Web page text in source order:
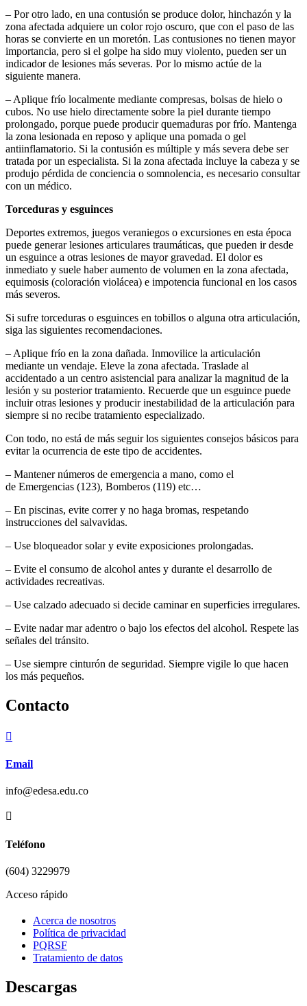
– Por otro lado, en una contusión se produce dolor, hinchazón y la
zona afectada adquiere un color rojo oscuro, que con el paso de las
horas se convierte en un moretón. Las contusiones no tienen mayor
importancia, pero si el golpe ha sido muy violento, pueden ser un
indicador de lesiones más severas. Por lo mismo actúe de la
siguiente manera.
– Aplique frío localmente mediante compresas, bolsas de hielo o
cubos. No use hielo directamente sobre la piel durante tiempo
prolongado, porque puede producir quemaduras por frío. Mantenga
la zona lesionada en reposo y aplique una pomada o gel
antiinflamatorio. Si la contusión es múltiple y más severa debe ser
tratada por un especialista. Si la zona afectada incluye la cabeza y se
produjo pérdida de conciencia o somnolencia, es necesario consultar
con un médico.
Torceduras y esguinces
Deportes extremos, juegos veraniegos o excursiones en esta época
puede generar lesiones articulares traumáticas, que pueden ir desde
un esguince a otras lesiones de mayor gravedad. El dolor es
inmediato y suele haber aumento de volumen en la zona afectada,
equimosis (coloración violácea) e impotencia funcional en los casos
más severos.
Si sufre torceduras o esguinces en tobillos o alguna otra articulación,
siga las siguientes recomendaciones.
– Aplique frío en la zona dañada. Inmovilice la articulación
mediante un vendaje. Eleve la zona afectada. Traslade al
accidentado a un centro asistencial para analizar la magnitud de la
lesión y su posterior tratamiento. Recuerde que un esguince puede
incluir otras lesiones y producir inestabilidad de la articulación para
siempre si no recibe tratamiento especializado.
Con todo, no está de más seguir los siguientes consejos básicos para
evitar la ocurrencia de este tipo de accidentes.
– Mantener números de emergencia a mano, como el
de Emergencias (123), Bomberos (119) etc…
– En piscinas, evite correr y no haga bromas, respetando
instrucciones del salvavidas.
– Use bloqueador solar y evite exposiciones prolongadas.
– Evite el consumo de alcohol antes y durante el desarrollo de
actividades recreativas.
– Use calzado adecuado si decide caminar en superficies irregulares.
– Evite nadar mar adentro o bajo los efectos del alcohol. Respete las
señales del tránsito.
– Use siempre cinturón de seguridad. Siempre vigile lo que hacen
los más pequeños.
Contacto

Email
info@edesa.edu.co

Teléfono
(604) 3229979
Acceso rápido
Acerca de nosotros
Política de privacidad
PQRSF
Tratamiento de datos
Descargas